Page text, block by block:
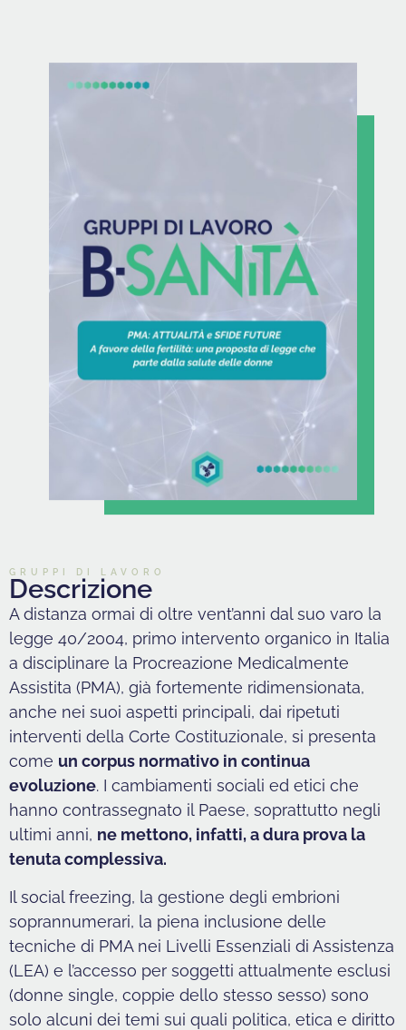
GRUPPI DI LAVORO
Descrizione
A distanza ormai di oltre vent’anni dal suo varo la
legge 40/2004, primo intervento organico in Italia
a disciplinare la Procreazione Medicalmente
Assistita (PMA), già fortemente ridimensionata,
anche nei suoi aspetti principali, dai ripetuti
interventi della Corte Costituzionale, si presenta
come un corpus normativo in continua
evoluzione. I cambiamenti sociali ed etici che
hanno contrassegnato il Paese, soprattutto negli
ultimi anni, ne mettono, infatti, a dura prova la
tenuta complessiva.
Il social freezing, la gestione degli embrioni
soprannumerari, la piena inclusione delle
tecniche di PMA nei Livelli Essenziali di Assistenza
(LEA) e l’accesso per soggetti attualmente esclusi
(donne single, coppie dello stesso sesso) sono
solo alcuni dei temi sui quali politica, etica e diritto